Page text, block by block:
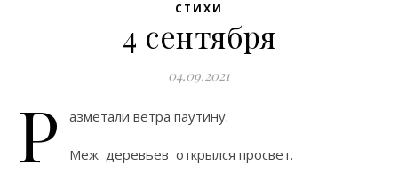
СТИХИ
4 сентября
04.09.2021
Р азметали ветра паутину.
Меж деревьев открылся просвет.